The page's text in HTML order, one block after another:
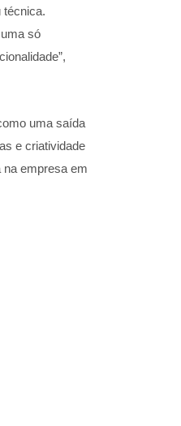
técnica.
só
uma saída
e criatividade
empresa em